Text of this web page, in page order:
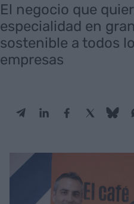
El negocio que
especialidad en
sostenible a todos
empresas